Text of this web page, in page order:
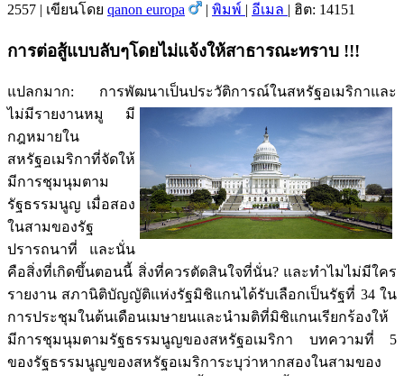
2557 | เขียนโดย qanon europa | พิมพ์ | อีเมล | ฮิต: 14151
การต่อสู้แบบลับๆโดยไม่แจ้งให้สาธารณะทราบ !!!
แปลกมาก: การพัฒนาเป็นประวัติการณ์ในสหรัฐอเมริกาและ
ไม่มีรายงานหมู มี
กฎหมายใน
สหรัฐอเมริกาที่จัดให้
มีการชุมนุมตาม
รัฐธรรมนูญ เมื่อสอง
ในสามของรัฐ
ปรารถนาที่ และนั่น
คือสิ่งที่เกิดขึ้นตอนนี้ สิ่งที่ควรตัดสินใจที่นั่น? และทำไมไม่มีใคร
รายงาน สภานิติบัญญัติแห่งรัฐมิชิแกนได้รับเลือกเป็นรัฐที่ 34 ใน
การประชุมในต้นเดือนเมษายนและนำมติที่มิชิแกนเรียกร้องให้
มีการชุมนุมตามรัฐธรรมนูญของสหรัฐอเมริกา บทความที่ 5
ของรัฐธรรมนูญของสหรัฐอเมริการะบุว่าหากสองในสามของ